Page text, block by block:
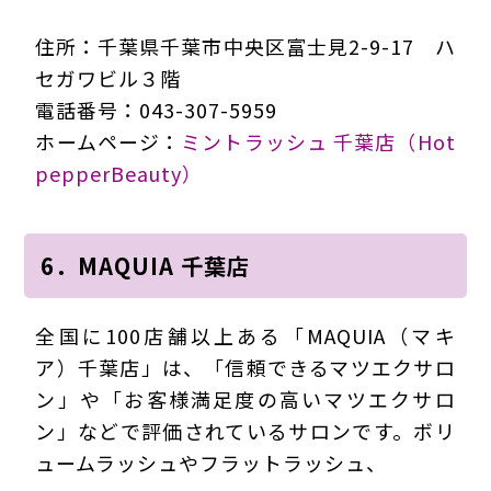
住所：千葉県千葉市中央区富士見2-9-17 ハ
セガワビル３階
電話番号：043-307-5959
ホームページ： ミントラッシュ 千葉店（Hot
pepperBeauty）
6．MAQUIA 千葉店
全国に100店舗以上ある「MAQUIA（マキ
ア）千葉店」は、「信頼できるマツエクサロ
ン」や「お客様満足度の高いマツエクサロ
ン」などで評価されているサロンです。ボリ
ュームラッシュやフラットラッシュ、